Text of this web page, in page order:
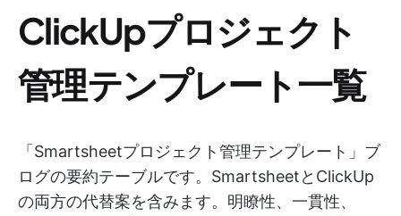
ClickUpプロジェクト
管理テンプレート一覧
「Smartsheetプロジェクト管理テンプレート」ブ
ログの要約テーブルです。SmartsheetとClickUp
の両方の代替案を含みます。明瞭性、一貫性、